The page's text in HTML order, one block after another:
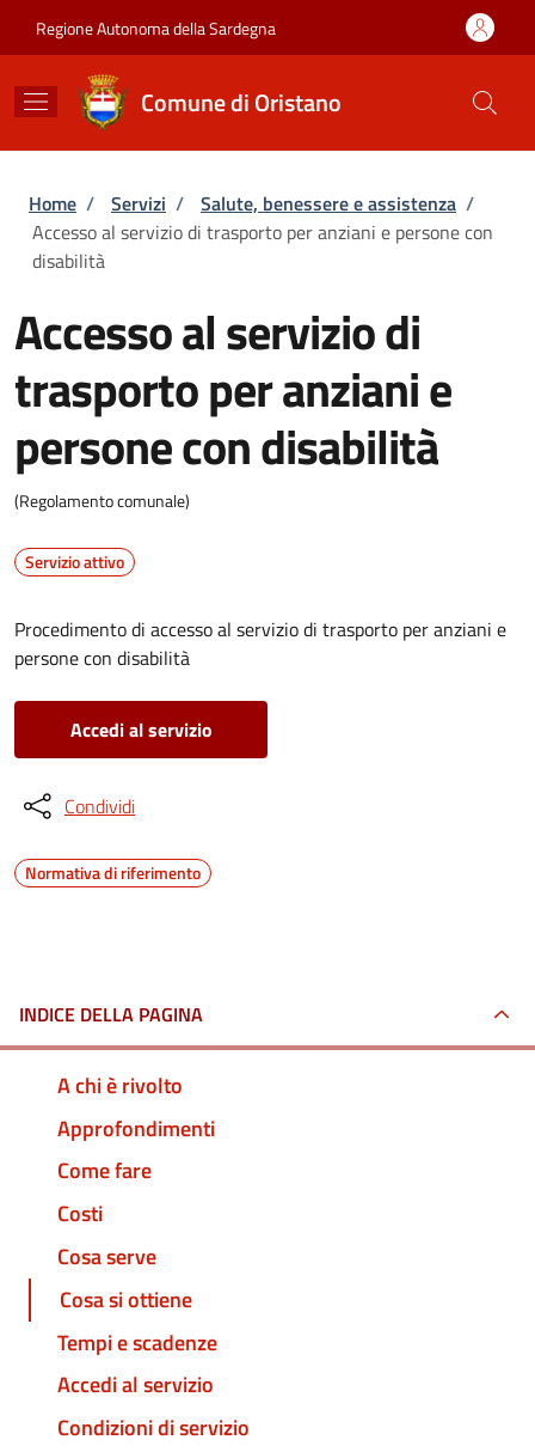
Regione Autonoma della Sardegna
Comune di Oristano
Briciole di pane
Home / Servizi / Salute, benessere e assistenza /
Accesso al servizio di trasporto per anziani e persone con
disabilità
Accesso al servizio di
trasporto per anziani e
persone con disabilità
(Regolamento comunale)
Servizio attivo
Procedimento di accesso al servizio di trasporto per anziani e
persone con disabilità
Accedi al servizio
Condividi
Normativa di riferimento
INDICE DELLA PAGINA
A chi è rivolto
Approfondimenti
Come fare
Costi
Cosa serve
Cosa si ottiene
Tempi e scadenze
Accedi al servizio
Condizioni di servizio